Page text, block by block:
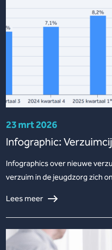
23 mrt 2026
Infographic:
Infographics over nieuwe
verzuim in de jeugdzorg zich
Lees meer